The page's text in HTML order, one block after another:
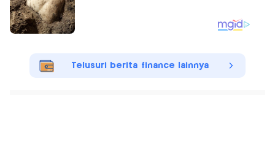
Telusuri berita finance lainnya